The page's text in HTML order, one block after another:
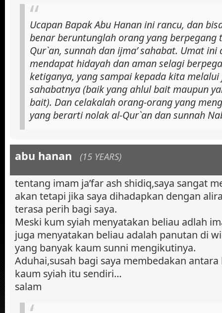
Ucapan Bapak Abu Hanan ini rancu, dan
benar beruntunglah orang yang berpegang
Qur`an, sunnah dan ijma’ sahabat. Umat ini
mendapat hidayah dan aman selagi
ketiganya, yang sampai kepada kita
sahabatnya (baik yang ahlul bait maupun
bait). Dan celakalah orang-orang yang
yang berarti nolak al-Qur`an dan sunnah
abu hanan (15 YEARS)
tentang imam ja’far ash shidiq,saya sangat
akan tetapi jika saya dihadapkan dengan
terasa perih bagi saya.
Meski kum syiah menyatakan beliau adlah
juga menyatakan beliau adalah panutan di
yang banyak kaum sunni mengikutinya.
Aduhai,susah bagi saya membedakan
kaum syiah itu sendiri…
salam